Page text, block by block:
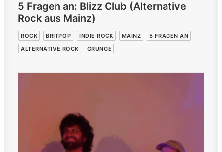
5 Fragen an: Blizz Club (Alternative
Rock aus Mainz)
ROCK BRITPOP INDIE ROCK MAINZ
5 FRAGEN AN
ALTERNATIVE ROCK
GRUNGE